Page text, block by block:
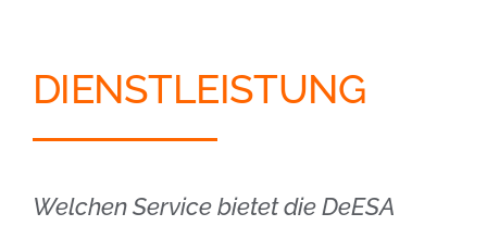
DIENSTLEISTUNG
Welchen Service bietet die DeESA